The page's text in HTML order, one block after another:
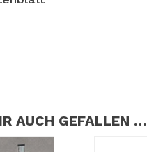
AUCH GEFALLEN …